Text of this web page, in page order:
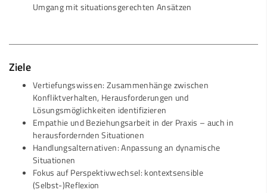
Umgang mit situationsgerechten Ansätzen
Ziele
Vertiefungswissen: Zusammenhänge zwischen
Konfliktverhalten, Herausforderungen und
Lösungsmöglichkeiten identifizieren
Empathie und Beziehungsarbeit in der Praxis – auch in
herausfordernden Situationen
Handlungsalternativen: Anpassung an dynamische
Situationen
Fokus auf Perspektivwechsel: kontextsensible
(Selbst-)Reflexion